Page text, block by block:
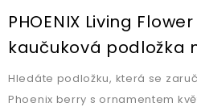
PHOENIX Living
kaučuková podložka
Hledáte podložku, která se
Phoenix berry s ornamentem